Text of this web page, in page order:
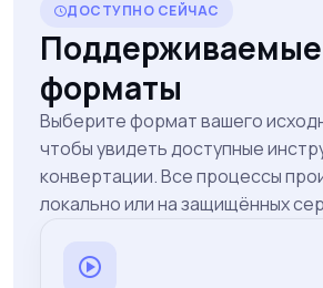
ДОСТУПНО СЕЙЧАС
Поддерживаемые
форматы
Выберите формат вашего
чтобы увидеть доступные
конвертации. Все процессы
локально или на защищённых